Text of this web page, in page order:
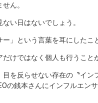
ん。
い日はないでしょう。
」という言葉を耳にしたこ
けではなく個人も行うこと
を反らせない存在の〝イン
の銭本さんにインフルエン